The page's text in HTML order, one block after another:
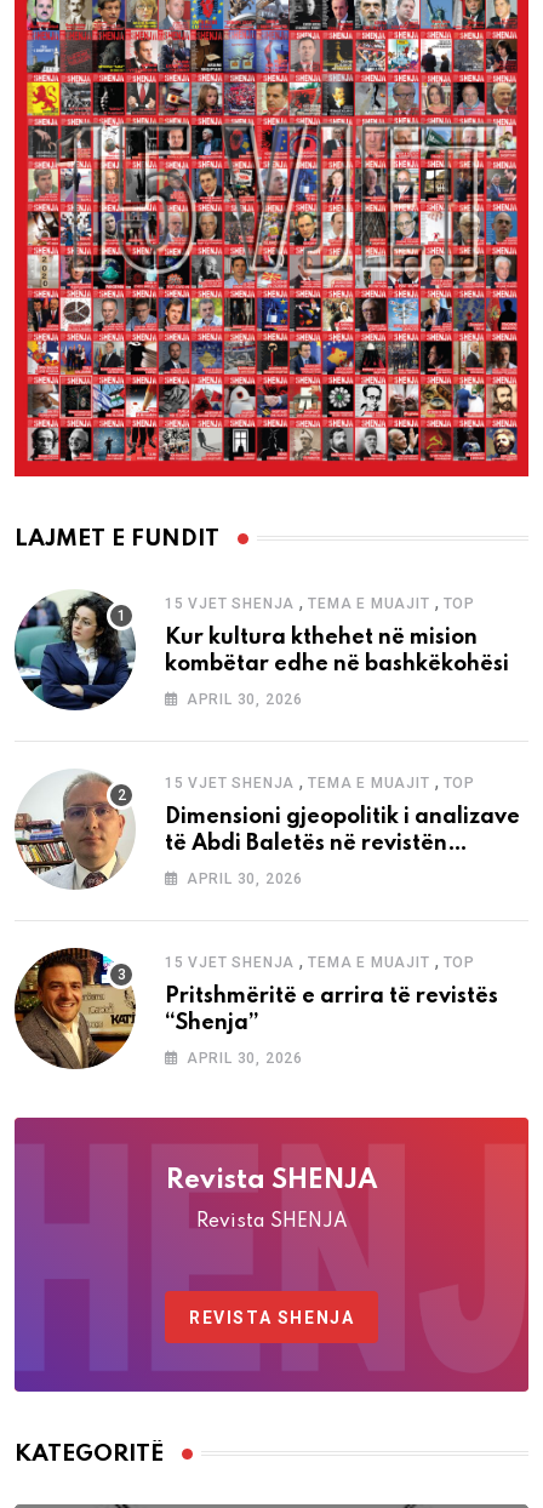
LAJMET E FUNDIT
15 VJET SHENJA ,TEMA E MUAJIT , TOP
Kur kultura kthehet në mision
kombëtar edhe në bashkëkohësi
APRIL 30, 2026
15 VJET SHENJA ,TEMA E MUAJIT , TOP
Dimensioni gjeopolitik i analizave
të Abdi Baletës në revistën
“Shenja”
APRIL 30, 2026
15 VJET SHENJA ,TEMA E MUAJIT , TOP
Pritshmëritë e arrira të revistës
“Shenja”
APRIL 30, 2026
Revista SHENJA
Revista SHENJA
REVISTA SHENJA
KATEGORITË